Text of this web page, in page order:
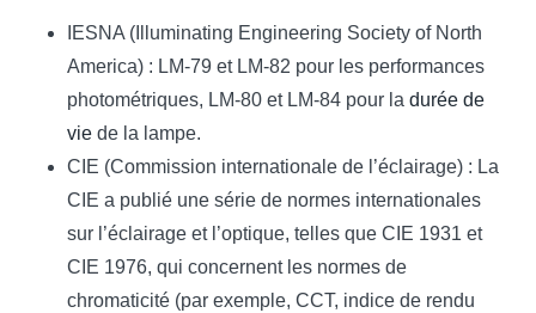
IESNA (Illuminating Engineering Society of North
America) : LM-79 et LM-82 pour les performances
photométriques, LM-80 et LM-84 pour la durée de
vie de la lampe.
CIE (Commission internationale de l’éclairage) : La
CIE a publié une série de normes internationales
sur l’éclairage et l’optique, telles que CIE 1931 et
CIE 1976, qui concernent les normes de
chromaticité (par exemple, CCT, indice de rendu